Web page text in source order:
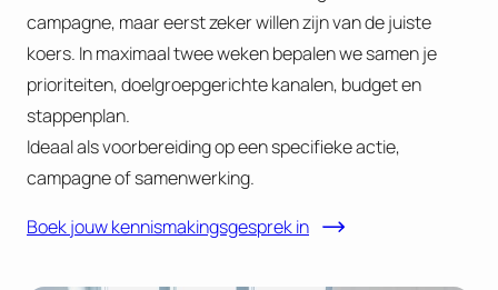
campagne, maar eerst zeker willen zijn van de juiste
koers. In maximaal twee weken bepalen we samen je
prioriteiten, doelgroepgerichte kanalen, budget en
stappenplan.
Ideaal als voorbereiding op een specifieke actie,
campagne of samenwerking.
Boek jouw kennismakingsgesprek in